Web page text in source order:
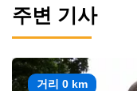
주변 기사
거리 0 km